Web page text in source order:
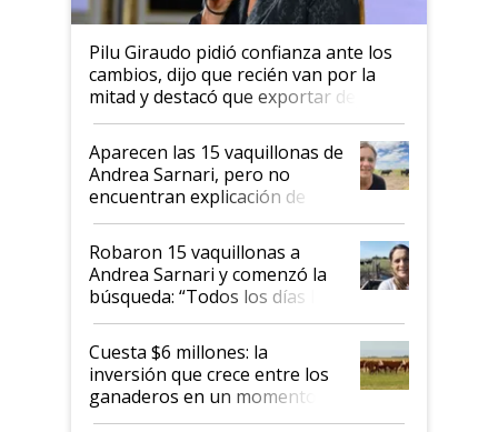
Pilu Giraudo pidió confianza ante los
cambios, dijo que recién van por la
mitad y destacó que exportar dejó de
ser "para unos pocos": "Tenemos un
mandato muy claro del gobierno
nacional"
Aparecen las 15 vaquillonas de
Andrea Sarnari, pero no
encuentran explicación de
cómo llegaron allí
Robaron 15 vaquillonas a
Andrea Sarnari y comenzó la
búsqueda: “Todos los días le
toca a algún productor”
Cuesta $6 millones: la
inversión que crece entre los
ganaderos en un momento
histórico para la actividad